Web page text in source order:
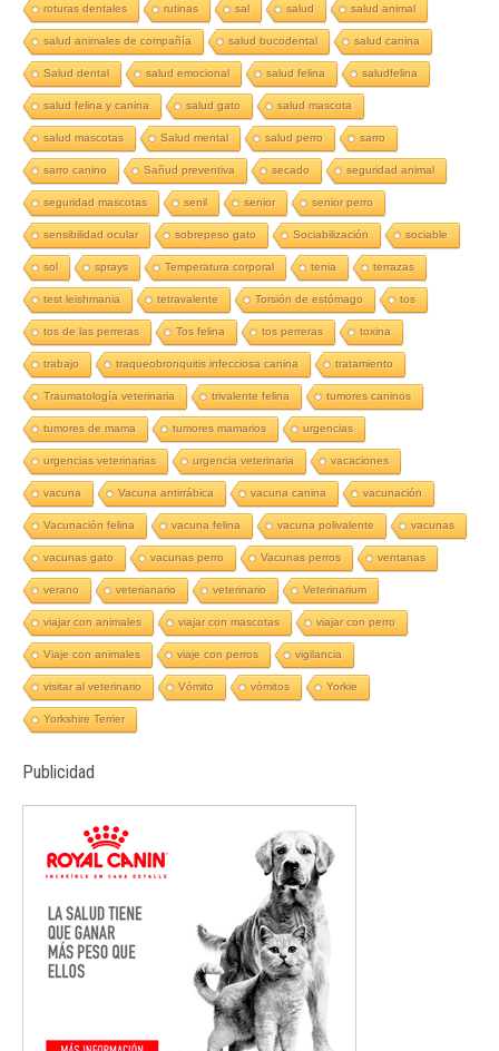
roturas dentales rutinas sal salud salud animal
salud animales de compañía salud bucodental salud canina
Salud dental salud emocional salud felina saludfelina
salud felina y canina salud gato salud mascota
salud mascotas Salud mental salud perro sarro
sarro canino Sañud preventiva secado seguridad animal
seguridad mascotas senil senior senior perro
sensibilidad ocular sobrepeso gato Sociabilización sociable
sol sprays Temperatura corporal tenia terrazas
test leishmania tetravalente Torsión de estómago tos
tos de las perreras Tos felina tos perreras toxina
trabajo traqueobronquitis infecciosa canina tratamiento
Traumatología veterinaria trivalente felina tumores caninos
tumores de mama tumores mamarios urgencias
urgencias veterinarias urgencia veterinaria vacaciones
vacuna Vacuna antirrábica vacuna canina vacunación
Vacunación felina vacuna felina vacuna polivalente vacunas
vacunas gato vacunas perro Vacunas perros ventanas
verano veterianario veterinario Veterinarium
viajar con animales viajar con mascotas viajar con perro
Viaje con animales viaje con perros vigilancia
visitar al veterinario Vómito vómitos Yorkie
Yorkshire Terrier
Publicidad